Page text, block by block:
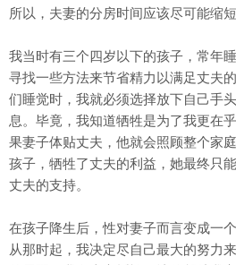
所以，夫妻的分房时间应该尽可能缩短
我当时有三个四岁以下的孩子，常年
寻找一些方法来节省精力以满足丈夫
们睡觉时，我就必须选择放下自己手
息。毕竟，我知道牺牲是为了我更在
果妻子体贴丈夫，他就会照顾整个家
孩子，牺牲了丈夫的利益，她最终只
丈夫的支持。
在孩子降生后，性对妻子而言变成一
从那时起，我决定尽自己最大的努力